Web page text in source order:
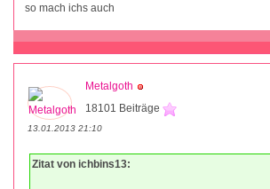
so mach ichs auch
Metalgoth
18101 Beiträge
13.01.2013 21:10
Zitat von ichbins13: